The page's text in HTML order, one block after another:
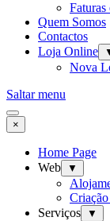
Quem Somos
Contactos
Loja Online
Nova
Saltar menu
×
Home Page
Web
▼
Serviços
▼